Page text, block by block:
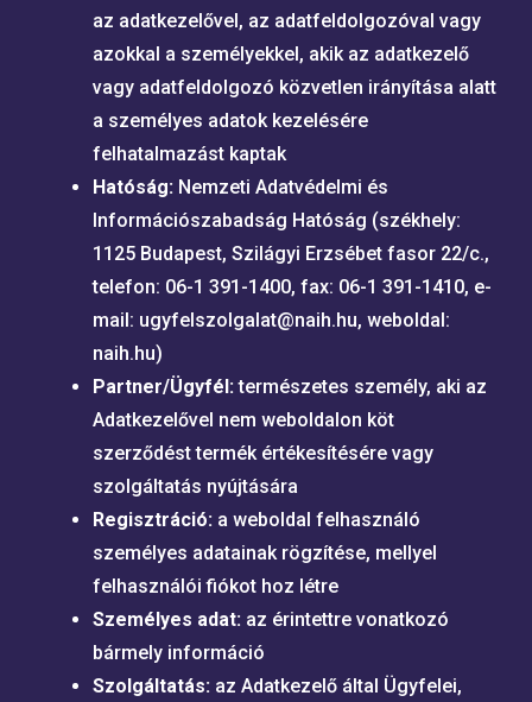
az adatkezelővel, az adatfeldolgozóval vagy
azokkal a személyekkel, akik az adatkezelő
vagy adatfeldolgozó közvetlen irányítása alatt
a személyes adatok kezelésére
felhatalmazást kaptak
Hatóság: Nemzeti Adatvédelmi és
Információszabadság Hatóság (székhely:
1125 Budapest, Szilágyi Erzsébet fasor 22/c.,
telefon: 06-1 391-1400, fax: 06-1 391-1410, e-
mail: ugyfelszolgalat@naih.hu, weboldal:
naih.hu)
Partner/Ügyfél:természetes személy, aki az
Adatkezelővel nem weboldalon köt
szerződést termék értékesítésére vagy
szolgáltatás nyújtására
Regisztráció: a weboldal felhasználó
személyes adatainak rögzítése, mellyel
felhasználói fiókot hoz létre
Személyes adat: az érintettre vonatkozó
bármely információ
Szolgáltatás: az Adatkezelő által Ügyfelei,